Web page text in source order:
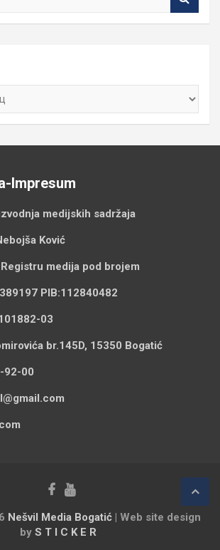
Impresum
medijskih sadržaja
Ković
medija pod brojem
PIB:112840482
03
br.145D, 15350 Bogatić
92-00
Nešvil Media Bogatić | Web site design
by S T I C K E R